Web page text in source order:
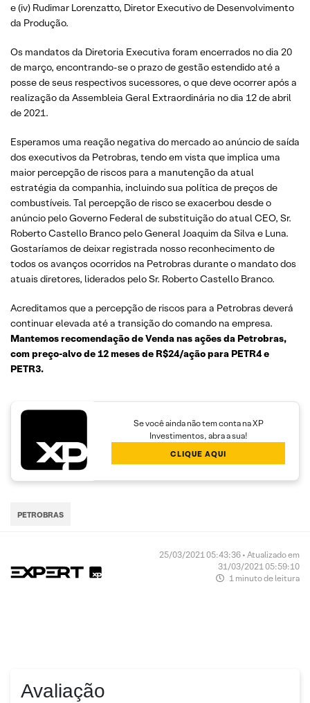
e (iv) Rudimar Lorenzatto, Diretor Executivo de Desenvolvimento
da Produção.
Os mandatos da Diretoria Executiva foram encerrados no dia 20
de março, encontrando-se o prazo de gestão estendido até a
posse de seus respectivos sucessores, o que deve ocorrer após a
realização da Assembleia Geral Extraordinária no dia 12 de abril
de 2021.
Esperamos uma reação negativa do mercado ao anúncio de saída
dos executivos da Petrobras, tendo em vista que implica uma
maior percepção de riscos para a manutenção da atual
estratégia da companhia, incluindo sua política de preços de
combustíveis. Tal percepção de risco se exacerbou desde o
anúncio pelo Governo Federal de substituição do atual CEO, Sr.
Roberto Castello Branco pelo General Joaquim da Silva e Luna.
Gostaríamos de deixar registrada nosso reconhecimento de
todos os avanços ocorridos na Petrobras durante o mandato dos
atuais diretores, liderados pelo Sr. Roberto Castello Branco.
Acreditamos que a percepção de riscos para a Petrobras deverá
continuar elevada até a transição do comando na empresa.
Mantemos recomendação de Venda nas ações da Petrobras,
com preço-alvo de 12 meses de R$24/ação para PETR4 e
PETR3.
Se você ainda não tem conta na XP
Investimentos, abra a sua!
CLIQUE AQUI
PETROBRAS
25/03/2021 05:43:36 • Atualizado em
31/03/2021 05:59:10
1 minuto de leitura
Avaliação